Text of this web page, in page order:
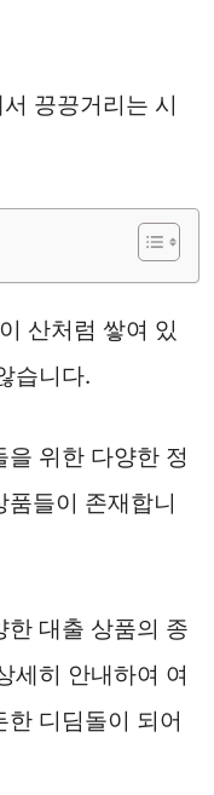
끙끙거리는 시
산처럼 쌓여 있
습니다.
위한 다양한 정
품들이 존재합니
한 대출 상품의 종
세히 안내하여 여
디딤돌이 되어